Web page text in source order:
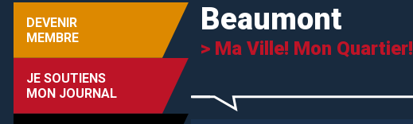
DEVENIR
MEMBRE
JE SOUTIENS
MON JOURNAL
Beaumont
> Ma Ville! Mon Quartier!